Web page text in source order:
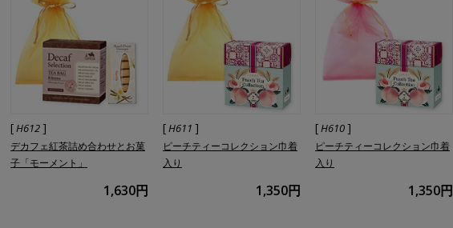
[H612 ]
デカフェ紅茶詰め合わせとお菓
子「モーメント」
1,630円
[H611 ]
ピーチティーコレクション巾着
入り
1,350円
[H610 ]
ピーチティーコレクション巾着
入り
1,350円